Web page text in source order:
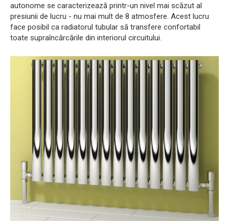
autonome se caracterizează printr-un nivel mai scăzut al
presiunii de lucru - nu mai mult de 8 atmosfere. Acest lucru
face posibil ca radiatorul tubular să transfere confortabil
toate supraîncărcările din interiorul circuitului.